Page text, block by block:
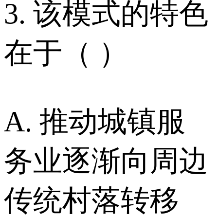
3. 该模式的特色
在于（ ）
A. 推动城镇服
务业逐渐向周边
传统村落转移